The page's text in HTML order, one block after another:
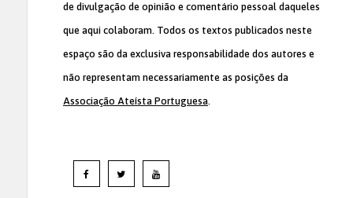
de divulgação de opinião e comentário pessoal daqueles
que aqui colaboram. Todos os textos publicados neste
espaço são da exclusiva responsabilidade dos autores e
não representam necessariamente as posições da
Associação Ateísta Portuguesa.